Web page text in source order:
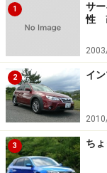
1
サ
性
2 イ
3 ち